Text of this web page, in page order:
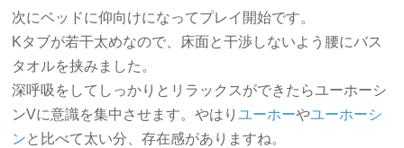
次にベッドに仰向けになってプレイ開始です。
Kタブが若干太めなので、床面と干渉しないよう腰にバス
タオルを挟みました。
深呼吸をしてしっかりとリラックスができたらユーホーシ
ンVに意識を集中させます。やはりユーホーやユーホーシ
ン と比べて太い分、存在感がありますね。